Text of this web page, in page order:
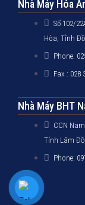
Nhà Máy Hóa
Số 102/
Hòa, Tỉnh
Phone:
Fax : 028
Nhà Máy BHT
CCN
Tỉnh Lâm
Phone: